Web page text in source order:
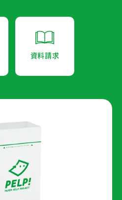
資料請求